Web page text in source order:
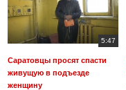
5:47
Саратовцы просят спасти
живущую в подъезде
женщину